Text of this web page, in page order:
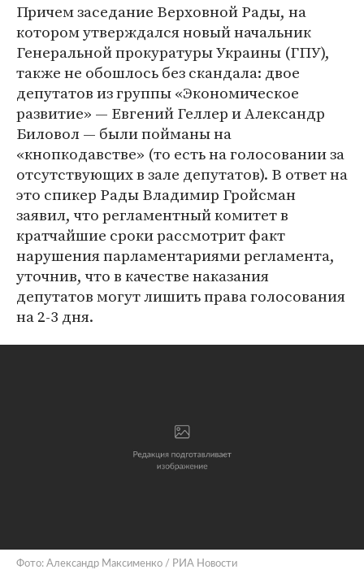
Причем заседание Верховной Рады, на
котором утверждался новый начальник
Генеральной прокуратуры Украины (ГПУ),
также не обошлось без скандала: двое
депутатов из группы «Экономическое
развитие» — Евгений Геллер и Александр
Биловол — были пойманы на
«кнопкодавстве» (то есть на голосовании за
отсутствующих в зале депутатов). В ответ на
это спикер Рады Владимир Гройсман
заявил, что регламентный комитет в
кратчайшие сроки рассмотрит факт
нарушения парламентариями регламента,
уточнив, что в качестве наказания
депутатов могут лишить права голосования
на 2-3 дня.
Фото: Александр Максименко / РИА Новости